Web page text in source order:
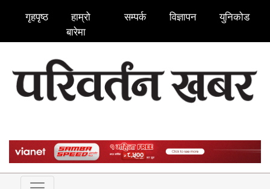
गृहपृष्ठ
हाम्रो
बारेमा
सम्पर्क विज्ञापन युनिकोड